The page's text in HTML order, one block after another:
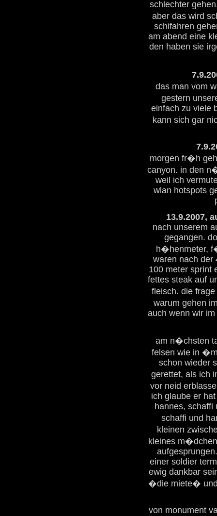
schlechter
aber das wird
schifahren
am abend eine
den haben sie
das man vom
gestern
einfach zu viele
kann sich gar
morgen fr�h
canyon. in den
weil ich
wlan hotspots
13.9.2007,
nach unserem
gegangen.
h�henmeter,
waren nach der
100 meter sprint
fettes steak auf
fleisch. die
warum gehen
auch wenn wir
am n�chsten
felsen wie in
schon wieder
gerettet, als ich
vor neid
ich glaube er
hannes, schaffi
schaffi und
kleinen
kleines
einer soldier
ewig dankbar
�die miete�
von monument